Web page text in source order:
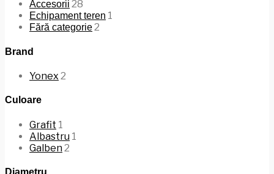
Accesorii 28
Echipament teren 1
Fără categorie2
Brand
Yonex 2
Culoare
Grafit 1
Albastru 1
Galben2
Diametru